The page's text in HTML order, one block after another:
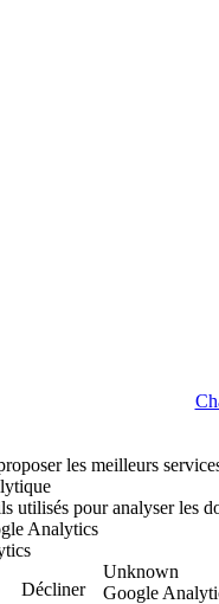
les meilleurs
utilisés pour analyser les
Analytics
Décliner
Unknown
Google